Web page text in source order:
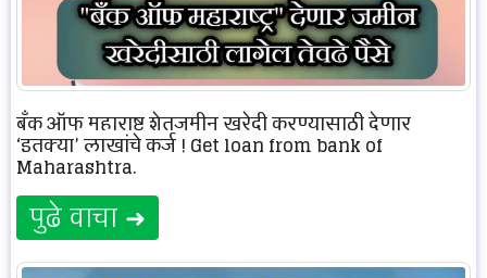
बँक ऑफ महाराष्ट्र शेतजमीन खरेदी करण्यासाठी देणार
‘इतक्या’ लाखांचे कर्ज ! Get loan from bank of
Maharashtra.
पुढे वाचा ➜